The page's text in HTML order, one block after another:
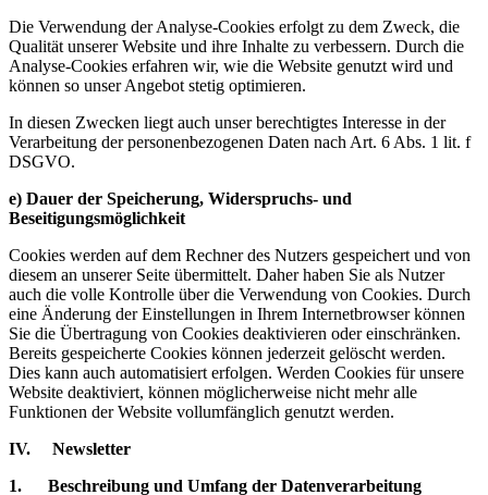
Die Verwendung der Analyse-Cookies erfolgt zu dem Zweck, die
Qualität unserer Website und ihre Inhalte zu verbessern. Durch die
Analyse-Cookies erfahren wir, wie die Website genutzt wird und
können so unser Angebot stetig optimieren.
In diesen Zwecken liegt auch unser berechtigtes Interesse in der
Verarbeitung der personenbezogenen Daten nach Art. 6 Abs. 1 lit. f
DSGVO.
e) Dauer der Speicherung, Widerspruchs- und
Beseitigungsmöglichkeit
Cookies werden auf dem Rechner des Nutzers gespeichert und von
diesem an unserer Seite übermittelt. Daher haben Sie als Nutzer
auch die volle Kontrolle über die Verwendung von Cookies. Durch
eine Änderung der Einstellungen in Ihrem Internetbrowser können
Sie die Übertragung von Cookies deaktivieren oder einschränken.
Bereits gespeicherte Cookies können jederzeit gelöscht werden.
Dies kann auch automatisiert erfolgen. Werden Cookies für unsere
Website deaktiviert, können möglicherweise nicht mehr alle
Funktionen der Website vollumfänglich genutzt werden.
IV. Newsletter
1. Beschreibung und Umfang der Datenverarbeitung